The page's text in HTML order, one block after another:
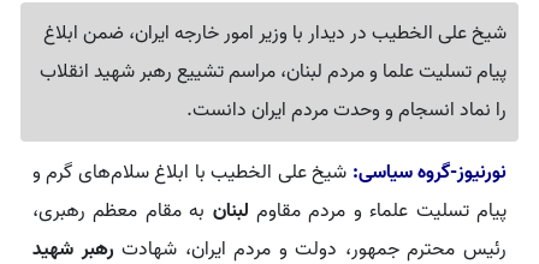
شیخ علی الخطیب در دیدار با وزیر امور خارجه ایران، ضمن ابلاغ
پیام تسلیت علما و مردم لبنان، مراسم تشییع رهبر شهید انقلاب
را نماد انسجام و وحدت مردم ایران دانست.
نورنیوز-گروه سیاسی: شیخ علی الخطیب با ابلاغ سلام‌های گرم و
پیام تسلیت علماء و مردم مقاوم لبنان به مقام معظم رهبری،
رئیس محترم جمهور، دولت و مردم ایران، شهادت رهبر شهید